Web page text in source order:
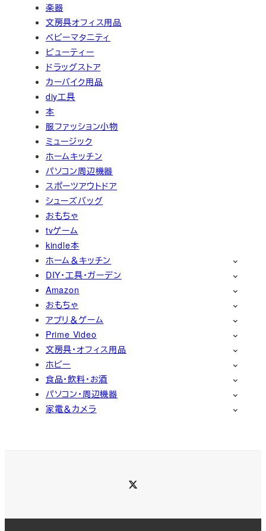
楽器
文房具オフィス用品
ベビーマタニティ
ビューティー
ドラッグストア
カーバイク用品
diy工具
本
服ファッション小物
ミュージック
ホームキッチン
パソコン周辺機器
スポーツアウトドア
シューズバッグ
おもちゃ
tvゲーム
kindle本
ホーム＆キッチン
DIY・工具・ガーデン
Amazon
おもちゃ
アプリ＆ゲーム
Prime Video
文房具・オフィス用品
ホビー
食品・飲料・お酒
パソコン・周辺機器
家電＆カメラ